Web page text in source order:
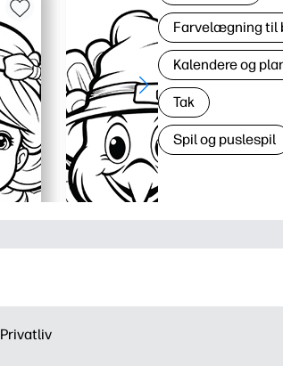
Farvelægning til
Kalendere og
Tak
Spil og puslespil
Privatliv